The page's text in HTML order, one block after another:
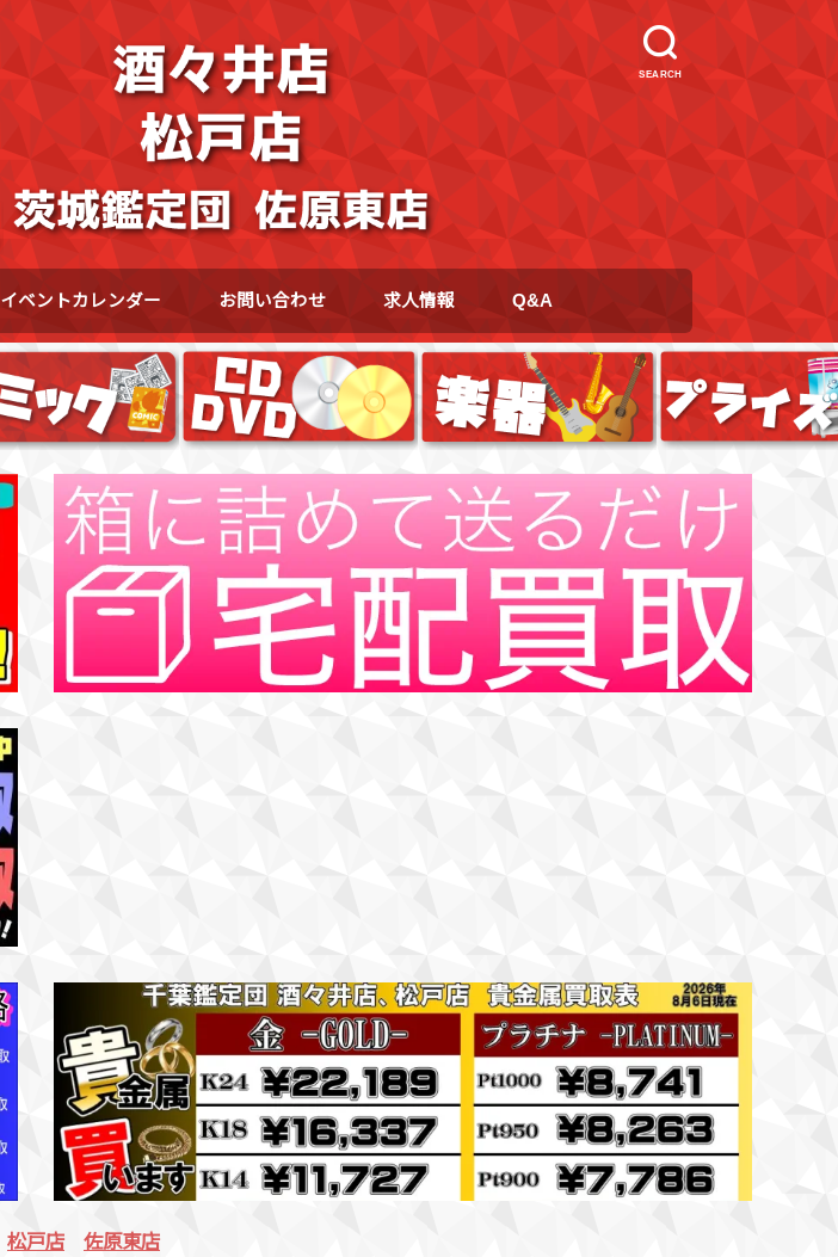
SEARCH
イベントカレンダー お問い合わせ 求人情報 Q&A
松戸店 佐原東店